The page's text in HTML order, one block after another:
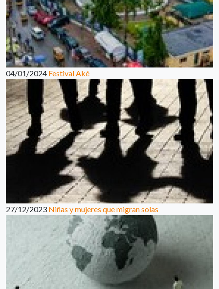
04/01/2024 Festival Aké
27/12/2023 Niñas y mujeres que migran solas